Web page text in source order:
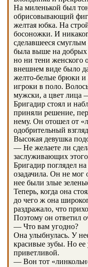
На миленькой был
обрисовывающий
желтая юбка. На
босоножки. И
сделавшееся смуглым
была выше на
но ни тени женского
внешнем виде было
желто-белые брюки и
игроки в поло.
мужски, а цвет лица
Бригадир стоял и
приняли решение,
нему. Он отошел от
одобрительный
Высокая девушка
— Не желаете ли
заслуживающих
Бригадир поглядел
озадачила. Он не мог
нее были злые
Теперь, когда она
до чего ж она
раздражало, что
Поэтому он ответил
— Что вам угодно?
Она улыбнулась. У
красивые зубы. Но ее
приветливой.
— Вон тот